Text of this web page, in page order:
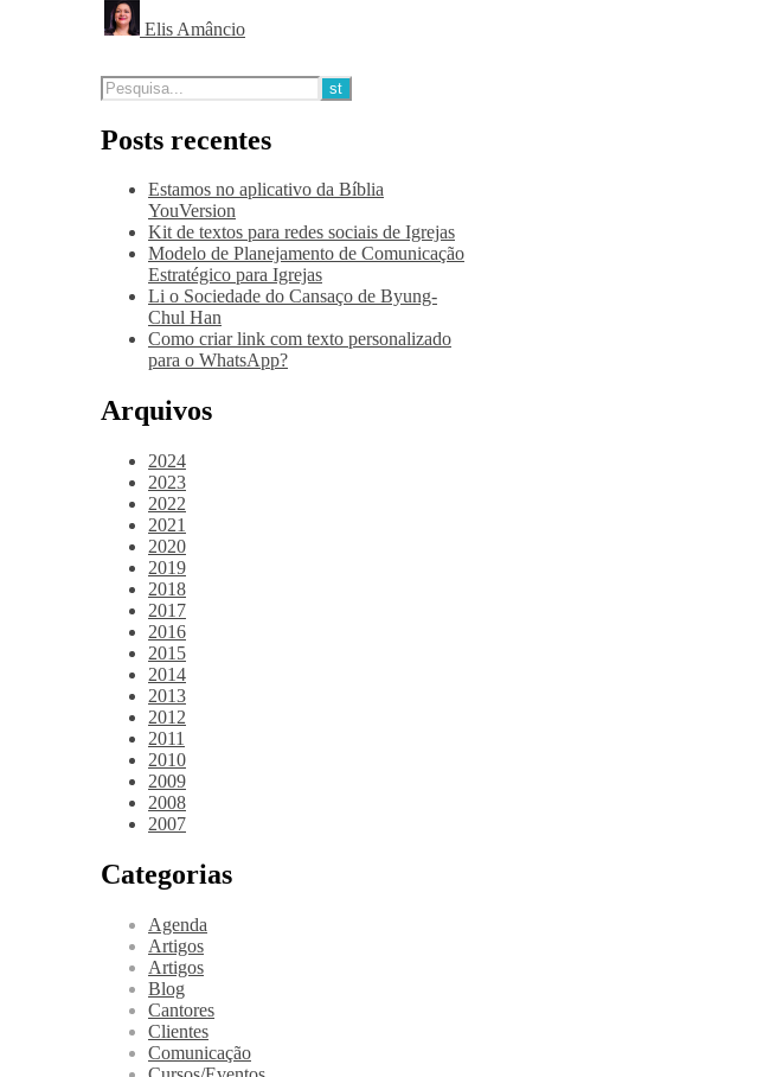
Elis Amâncio
Posts recentes
Estamos no aplicativo da Bíblia
YouVersion
Kit de textos para redes sociais de Igrejas
Modelo de Planejamento de Comunicação
Estratégico para Igrejas
Li o Sociedade do Cansaço de Byung-
Chul Han
Como criar link com texto personalizado
para o WhatsApp?
Arquivos
2024
2023
2022
2021
2020
2019
2018
2017
2016
2015
2014
2013
2012
2011
2010
2009
2008
2007
Categorias
Agenda
Artigos
Artigos
Blog
Cantores
Clientes
Comunicação